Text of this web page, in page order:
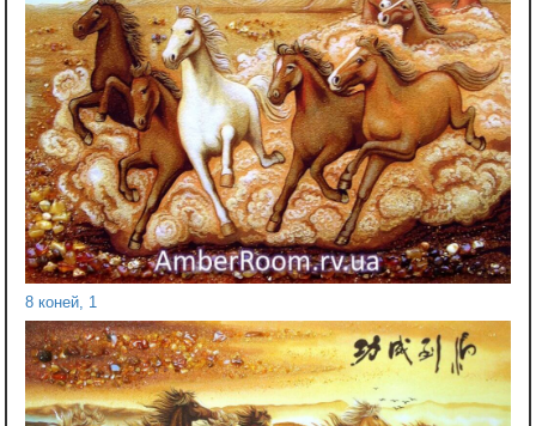
8 коней, 1